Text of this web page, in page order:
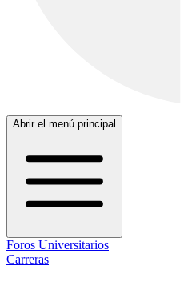
Abrir el menú principal
Foros Universitarios
Carreras